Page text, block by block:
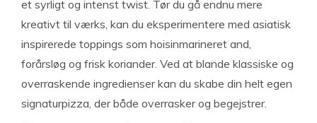
et syrligt og intenst twist. Tør du gå endnu mere
kreativt til værks, kan du eksperimentere med asiatisk
inspirerede toppings som hoisinmarineret and,
forårsløg og frisk koriander. Ved at blande klassiske og
overraskende ingredienser kan du skabe din helt egen
signaturpizza, der både overrasker og begejstrer.